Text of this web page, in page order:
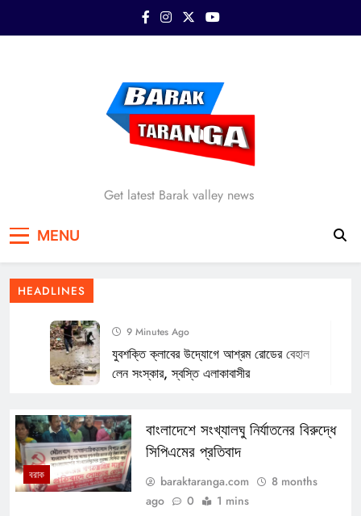
Barak Taranga
Get latest Barak valley news
MENU
HEADLINES
9 Minutes Ago
যুবশক্তি ক্লাবের উদ্যোগে আশ্রম রোডের বেহাল
লেন সংস্কার, স্বস্তি এলাকাবাসীর
শিলচরে যথাযোগ্য মর্যাদায় পালিত বিশ্বকবি
রবীন্দ্রনাথের প্রয়াণ দিবস
23 Minutes Ago
বইয়ের বাইরে সমাজসেবার পাঠ, স্বচ্ছতা অভিযানে
উজ্জ্বল মাকুন্দা খ্রিস্টিয়ান স্কুল
বরাক
বাংলাদেশে সংখ্যালঘু নির্যাতনের বিরুদ্ধে
সিপিএমের প্রতিবাদ
baraktaranga.com
8 months
ago
0 1 mins